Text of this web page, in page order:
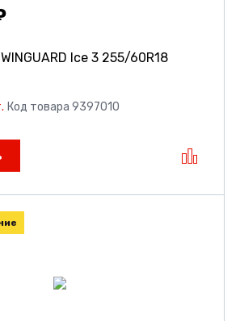
Ice 3 255/60R18
Код товара 9397010